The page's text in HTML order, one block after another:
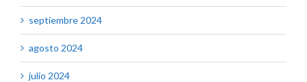
septiembre 2024
agosto 2024
julio 2024